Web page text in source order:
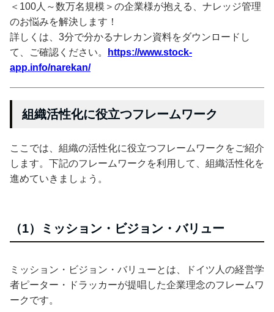
＜100人～数万名規模＞の企業様が抱える、ナレッジ管理
のお悩みを解決します！
詳しくは、3分で分かるナレカン資料をダウンロードし
て、ご確認ください。
https://www.stock-
app.info/narekan/
組織活性化に役立つフレームワーク
ここでは、組織の活性化に役立つフレームワークをご紹介
します。下記のフレームワークを利用して、組織活性化を
進めていきましょう。
（1）ミッション・ビジョン・バリュー
ミッション・ビジョン・バリューとは、ドイツ人の経営学
者ピーター・ドラッカーが提唱した企業理念のフレームワ
ークです。